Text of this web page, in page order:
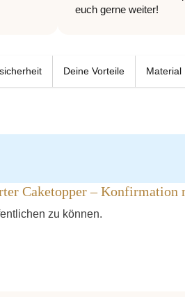
euch gerne weiter!
Deine Vorteile Material
Caketopper –
zu können.